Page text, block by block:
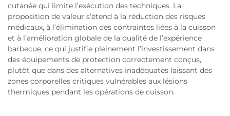
cutanée qui limite l’exécution des techniques. La
proposition de valeur s’étend à la réduction des risques
médicaux, à l’élimination des contraintes liées à la cuisson
et à l’amélioration globale de la qualité de l’expérience
barbecue, ce qui justifie pleinement l’investissement dans
des équipements de protection correctement conçus,
plutôt que dans des alternatives inadéquates laissant des
zones corporelles critiques vulnérables aux lésions
thermiques pendant les opérations de cuisson.